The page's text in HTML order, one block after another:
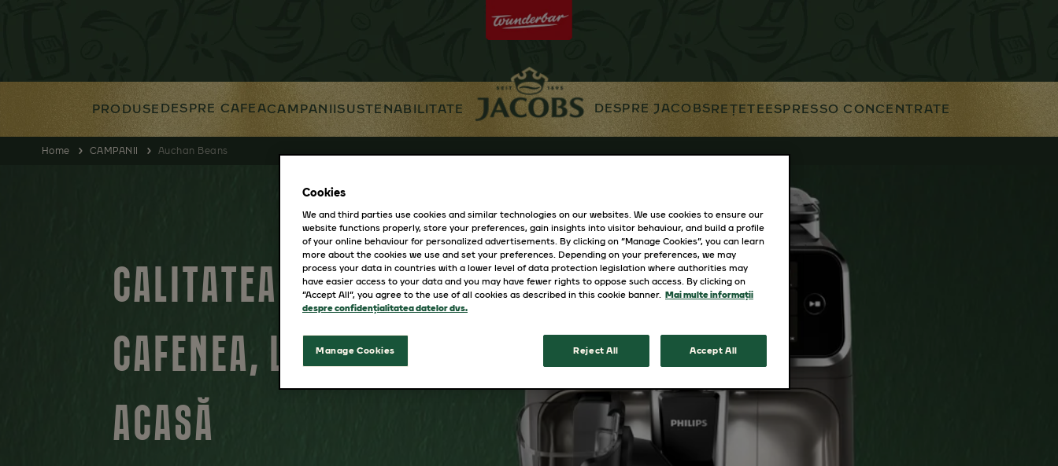
PRODUSE DESPRE CAFEACAMPANIISUSTENABILITATE DESPRE JACOBSREȚETEESPRESSO CONCENTRATE
Home CAMPANII Auchan Beans
CALITATEA DIN
CAFENEA, LA TINE
ACASĂ
Cookies
We and third parties use cookies and similar technologies on our websites. We use cookies to ensure our
website functions properly, store your preferences, gain insights into visitor behaviour, and build a profile
of your online behaviour for personalized advertisements. By clicking on “Manage Cookies”, you can learn
more about the cookies we use and set your preferences. Depending on your preferences, we may
process your data in countries with a lower level of data protection legislation where authorities may
have easier access to your data and you may have fewer rights to oppose such access. By clicking on
“Accept All”, you agree to the use of all cookies as described in this cookie banner. Mai multe informații
despre confidențialitatea datelor dvs.
Manage Cookies Reject All Accept All